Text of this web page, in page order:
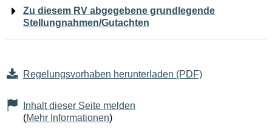
Zu diesem RV abgegebene grundlegende
Stellungnahmen/Gutachten
Regelungsvorhaben herunterladen (PDF)
Inhalt dieser Seite melden
(Mehr Informationen)